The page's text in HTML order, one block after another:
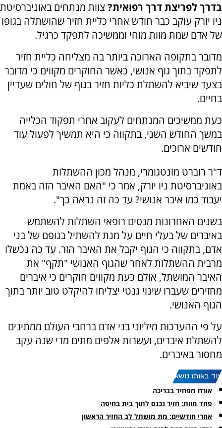
בדרך לפריצת דרך רפואית?צוות מנתחים באוניברסיטת
ניו יורק עוקב כבר חודש אחרי כליית חזיר שהושתלה בגופו
של אדם שמת מוות מוחי וממשיכה לתפקד כרגיל.
מדובר בתקופה הארוכה ביותר בה מצליחה כליית חזיר
לתפקד בתוך גוף אנושי, כאשר החוקרים מקווים כי מדובר
בצעד שיביא להשתלת כליות חזיר בגוף של חולים שעדיין
בחיים.
כעת ממשיכים המנתחים לעקוב אחרי תפקוד הכלייה
במשך החודש השני, בתקווה כי היא תמשיך לפעול עוד
חודשים ארוכים.
ד"ר רוברט מונטגומרי, מנהל מכון ההשתלות
באוניברסיטת ניו יורק, אמר כי "האם האיבר הזה באמת
יעבוד כמו איבר אנושי? עד כה זה נראה כך".
בשנים האחרונות מנסים רופאי השתלות להשתמש
באיברים של בעלי חיים על מנת להשתיל בגופם של בני
אדם, בתקווה כי הגוף יקבל את האיבר הזר. עד כה נכשלו
מרבית ההשתלות לאחר שהגוף האנושי "תקף" את
האיבר המושתל, אולם כעת מקווים חוקרים כי איברים
מחזירים שעברו שינוי גנטי יצליחו להיקלט טוב יותר בתוך
הגוף האנושי.
על פי ההערכות מיליוני בני אדם ברחבי העולם ממתינים
להשתלת איברים, ועשרות אלפים מתים מדי שנה עקב
מחסור באיברים.
עוד באותו נושא:
אורח מפחיד בבריכה
פחד מוות: חזיר נכנס לתוך בית בחיפה
אחרי חודשיים: מת מושתל לב החזיר הראשון